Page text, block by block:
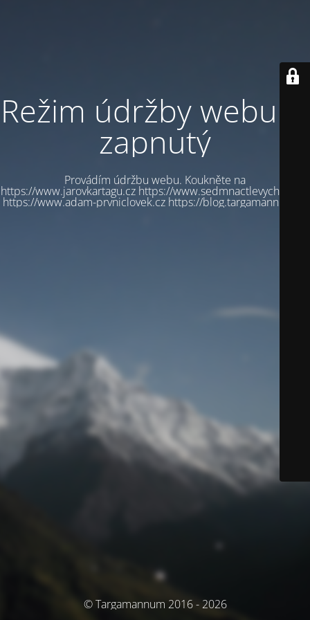
Režim údržby webu je
zapnutý
Provádím údržbu webu. Koukněte na
https://www.jarovkartagu.cz https://www.sedmnactlevychbot.cz
https://www.adam-prvniclovek.cz https://blog.targamannum.cz
© Targamannum 2016 - 2026